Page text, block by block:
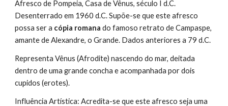
Afresco de Pompeia, Casa de Vênus, século I d.C.
Desenterrado em 1960 d.C. Supõe-se que este afresco
possa ser a cópia romana do famoso retrato de Campaspe,
amante de Alexandre, o Grande. Dados anteriores a 79 d.C.
Representa Vênus (Afrodite) nascendo do mar, deitada
dentro de uma grande concha e acompanhada por dois
cupidos (erotes).
Influência Artística: Acredita-se que este afresco seja uma